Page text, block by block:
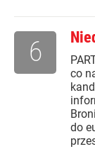
co
do
6